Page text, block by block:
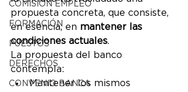
COMISIÓN EMPLEO
FORMACIÓN
PUESTOS
DERECHOS
CONVENIO BANCA
propuesta concreta, que consiste,
en esencia, en mantener las
condiciones actuales.
La propuesta del banco
contempla:
Mantener los mismos